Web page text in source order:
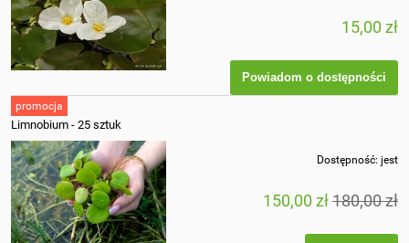
15,00 zł
Powiadom o dostępności
Limnobium - 25 sztuk
Dostępność: jest
150,00 zł180,00 zł
promocja